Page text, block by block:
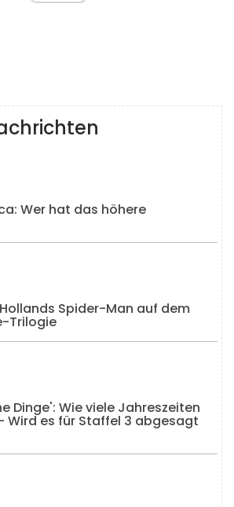
Wer hat das höhere
Spider-Man auf dem
Trilogie
Dinge': Wie viele Jahreszeiten
Wird es für Staffel 3 abgesagt